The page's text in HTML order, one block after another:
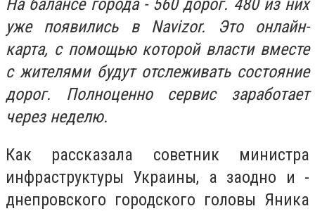
На балансе города - 560 дорог. 480 из них
уже появились в Navizor. Это онлайн-
карта, с помощью которой власти вместе
с жителями будут отслеживать состояние
дорог. Полноценно сервис заработает
через неделю.
Как рассказала советник министра
инфраструктуры Украины, а заодно и -
днепровского городского головы Яника